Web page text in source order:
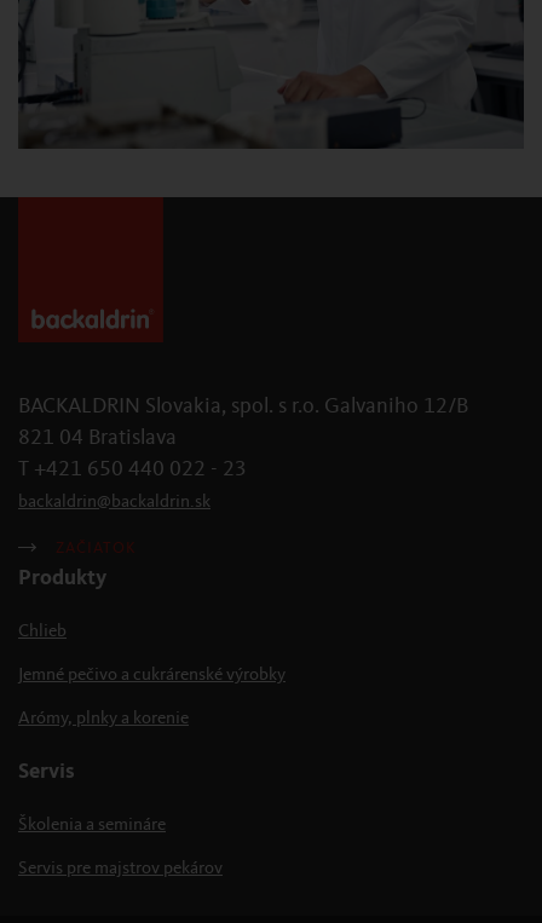
BACKALDRIN Slovakia, spol. s r.o. Galvaniho 12/B
821 04 Bratislava
T +421 650 440 022 - 23
backaldrin@ backaldrin. sk
ZAČIATOK
Produkty
Chlieb
Jemné pečivo a cukrárenské výrobky
Arómy, plnky a korenie
Servis
Školenia a semináre
Servis pre majstrov pekárov